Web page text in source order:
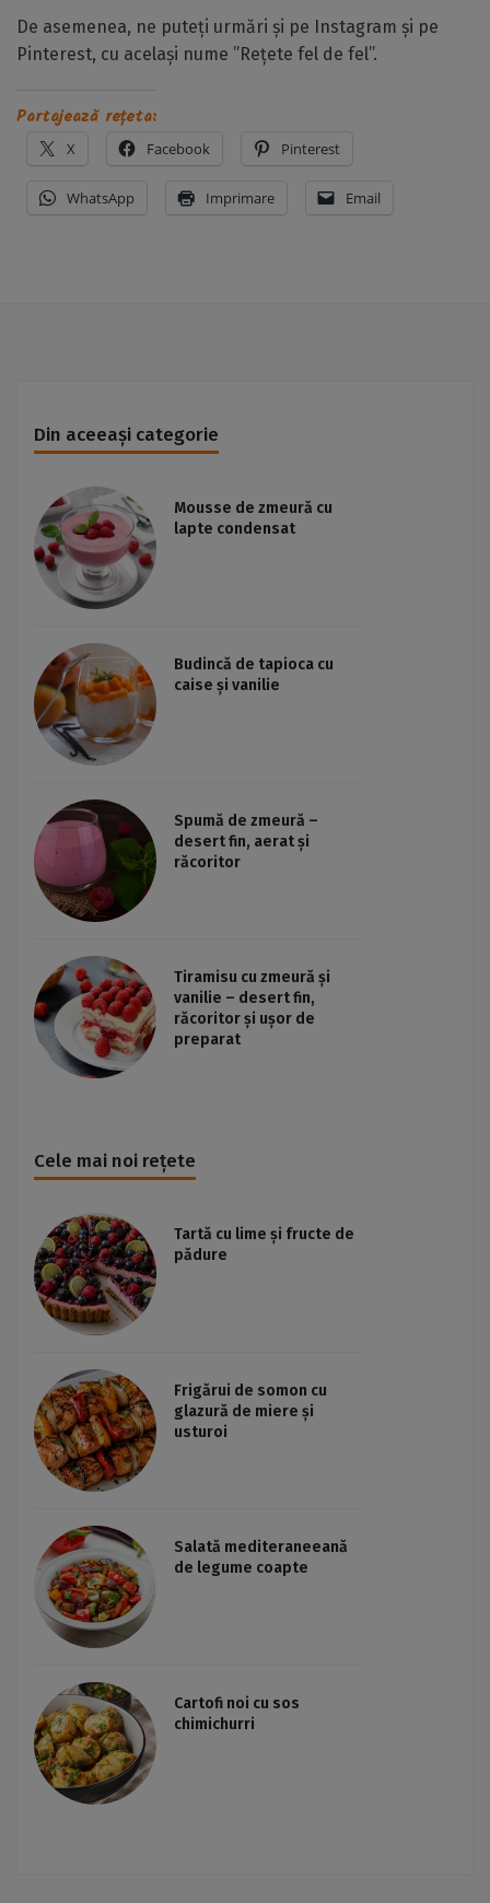
De asemenea, ne puteți urmări și pe Instagram și pe
Pinterest, cu același nume ”Rețete fel de fel”.
Partajează rețeta:
X Facebook Pinterest
WhatsApp Imprimare Email
Din aceeași categorie
Mousse de zmeură cu
lapte condensat
Budincă de tapioca cu
caise și vanilie
Spumă de zmeură –
desert fin, aerat și
răcoritor
Tiramisu cu zmeură și
vanilie – desert fin,
răcoritor și ușor de
preparat
Cele mai noi rețete
Tartă cu lime și fructe de
pădure
Frigărui de somon cu
glazură de miere și
usturoi
Salată mediteraneeană
de legume coapte
Cartofi noi cu sos
chimichurri